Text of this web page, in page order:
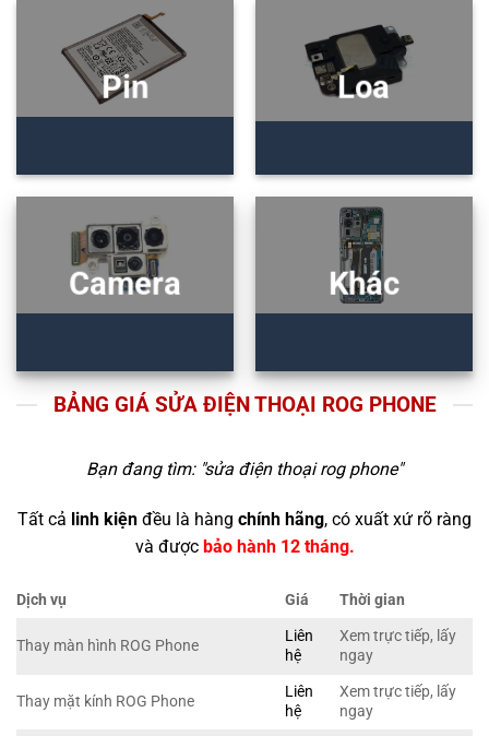
Pin Loa
Camera Khác
BẢNG GIÁ SỬA ĐIỆN THOẠI ROG PHONE
Bạn đang tìm: "sửa điện thoại rog phone"
Tất cả linh kiện đều là hàng chính hãng, có xuất xứ rõ ràng
và được bảo hành 12 tháng.
Dịch vụ Giá Thời gian
Thay màn hình ROG Phone
Liên
hệ
Xem trực tiếp, lấy
ngay
Thay mặt kính ROG Phone
Liên
hệ
Xem trực tiếp, lấy
ngay